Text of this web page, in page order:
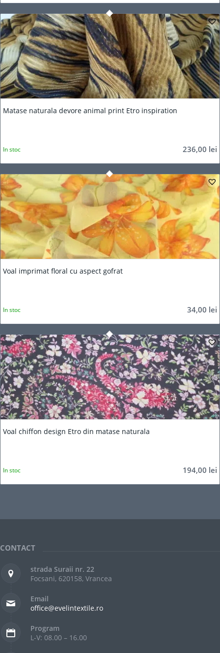
Matase naturala devore animal print Etro inspiration
236,00 lei
In stoc
Voal imprimat floral cu aspect gofrat
34,00 lei
In stoc
Voal chiffon design Etro din matase naturala
194,00 lei
In stoc
CONTACT
strada Suraii nr. 22
Focsani, 620158, Vrancea
Email
office@evelintextile.ro
Program
L-V: 08.00 – 16.00